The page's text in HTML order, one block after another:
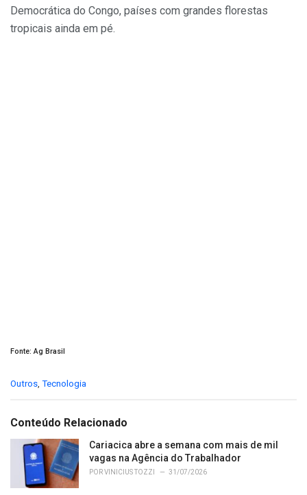
Democrática do Congo, países com grandes florestas
tropicais ainda em pé.
Fonte: Ag Brasil
C
e
Outros Tecnologia
Conteúdo Relacionado
Cariacica abre a semana com mais de mil
vagas na Agência do Trabalhador
PORVINICIUS TOZZI 31/07/2026